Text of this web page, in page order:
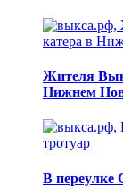
Жителя
Нижнем
В переулке